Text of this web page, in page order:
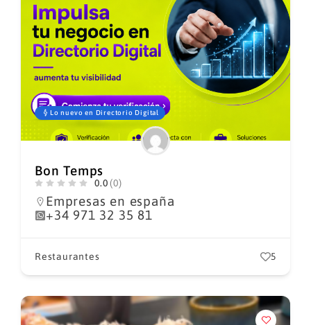
Lo nuevo en Directorio Digital
Bon Temps
0.0 (0)
Empresas en españa
+34 971 32 35 81
Restaurantes 5